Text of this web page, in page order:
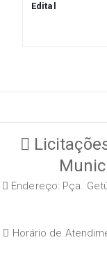
Edital
Endereço: Pça.
Horário de